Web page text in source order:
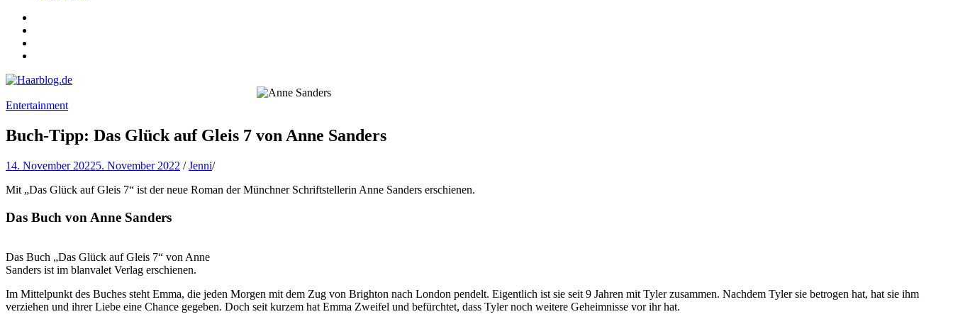
Haarblog.de
Haarpflege | Haarstyling | Beauty | Entertainment
Entertainment
Buch-Tipp: Das Glück auf Gleis 7 von Anne Sanders
14. November 20225. November 2022 /Jenni/
Mit „Das Glück auf Gleis 7“ ist der neue Roman der Münchner Schriftstellerin Anne Sanders erschienen.
Das Buch von Anne Sanders
Das Buch „Das Glück auf Gleis 7“ von Anne
Sanders ist im blanvalet Verlag erschienen.
Im Mittelpunkt des Buches steht Emma, die jeden Morgen mit dem Zug von Brighton nach London pendelt. Eigentlich ist sie seit 9 Jahren mit Tyler zusammen. Nachdem Tyler sie betrogen hat, hat sie ihm
verziehen und ihrer Liebe eine Chance gegeben. Doch seit kurzem hat Emma Zweifel und befürchtet, dass Tyler noch weitere Geheimnisse vor ihr hat.